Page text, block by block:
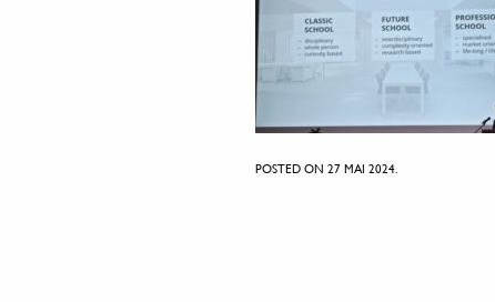
POSTED ON 27 MAI 2024.